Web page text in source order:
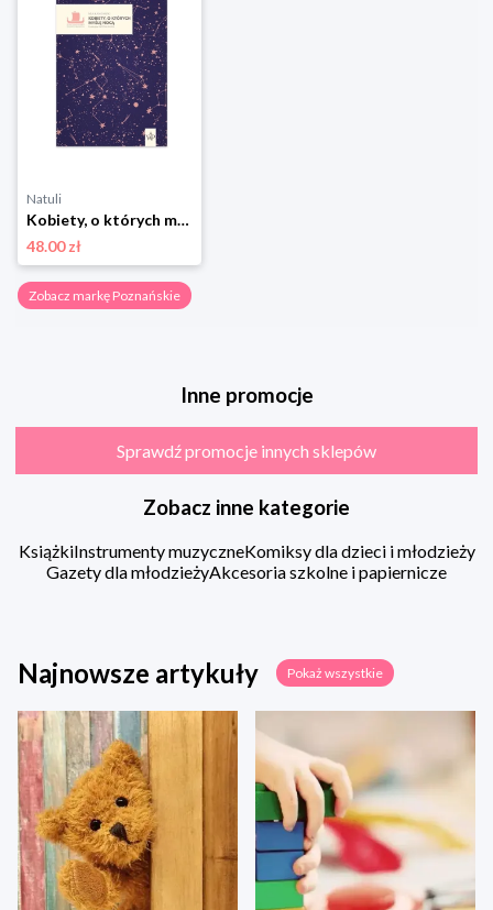
Natuli
Kobiety, o których myślę nocą Poznańskie
48.00 zł
Zobacz markę Poznańskie
Inne promocje
Sprawdź promocje innych sklepów
Zobacz inne kategorie
KsiążkiInstrumenty muzyczneKomiksy dla dzieci i młodzieży
Gazety dla młodzieżyAkcesoria szkolne i papiernicze
Najnowsze artykuły Pokaż wszystkie